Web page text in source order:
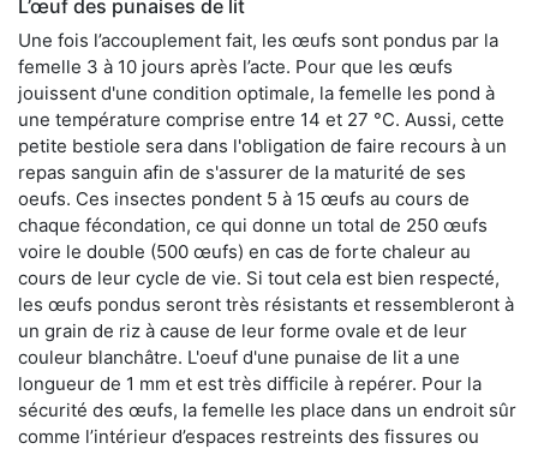
L’œuf des punaises de lit
Une fois l’accouplement fait, les œufs sont pondus par la
femelle 3 à 10 jours après l’acte. Pour que les œufs
jouissent d'une condition optimale, la femelle les pond à
une température comprise entre 14 et 27 °C. Aussi, cette
petite bestiole sera dans l'obligation de faire recours à un
repas sanguin afin de s'assurer de la maturité de ses
oeufs. Ces insectes pondent 5 à 15 œufs au cours de
chaque fécondation, ce qui donne un total de 250 œufs
voire le double (500 œufs) en cas de forte chaleur au
cours de leur cycle de vie. Si tout cela est bien respecté,
les œufs pondus seront très résistants et ressembleront à
un grain de riz à cause de leur forme ovale et de leur
couleur blanchâtre. L'oeuf d'une punaise de lit a une
longueur de 1 mm et est très difficile à repérer. Pour la
sécurité des œufs, la femelle les place dans un endroit sûr
comme l’intérieur d’espaces restreints des fissures ou